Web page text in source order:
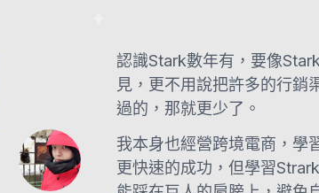
認識Stark數年有，要像
見，更不用說把許多的行銷
過的，那就更少了。
我本身也經營跨境電商，學
更快速的成功，但學習